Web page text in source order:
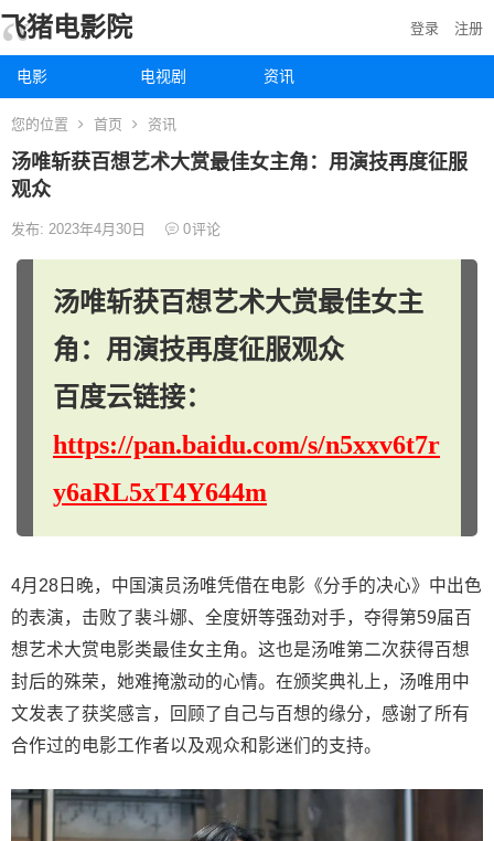
飞猪电影院
电影 电视剧 资讯
登录 注册
您的位置 首页 资讯
汤唯斩获百想艺术大赏最佳女主角：用演技再度征服
观众
发布: 2023年4月30日 0评论
汤唯斩获百想艺术大赏最佳女主
角：用演技再度征服观众
百度云链接：
https://pan.baidu.com/s/n5xxv6t7r
y6aRL5xT4Y644m
4月28日晚，中国演员汤唯凭借在电影《分手的决心》中出色
的表演，击败了裴斗娜、全度妍等强劲对手，夺得第59届百
想艺术大赏电影类最佳女主角。这也是汤唯第二次获得百想
封后的殊荣，她难掩激动的心情。在颁奖典礼上，汤唯用中
文发表了获奖感言，回顾了自己与百想的缘分，感谢了所有
合作过的电影工作者以及观众和影迷们的支持。